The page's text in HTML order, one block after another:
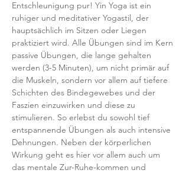
Entschleunigung pur! Yin Yoga ist ein
ruhiger und meditativer Yogastil, der
hauptsächlich im Sitzen oder Liegen
praktiziert wird. Alle Übungen sind im Kern
passive Übungen, die lange gehalten
werden (3-5 Minuten), um nicht primär auf
die Muskeln, sondern vor allem auf tiefere
Schichten des Bindegewebes und der
Faszien einzuwirken und diese zu
stimulieren. So erlebst du sowohl tief
entspannende Übungen als auch intensive
Dehnungen. Neben der körperlichen
Wirkung geht es hier vor allem auch um
das mentale Zur-Ruhe-kommen und